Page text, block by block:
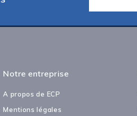
Notre entreprise
A propos de ECP
Mentions légales